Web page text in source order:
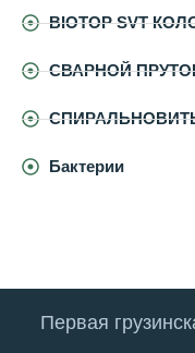
BIOTOP SVT
СВАРНОЙ
Бактерии
Первая